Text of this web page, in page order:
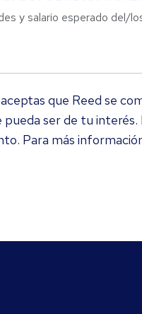
que Reed se
ser de tu
Para más